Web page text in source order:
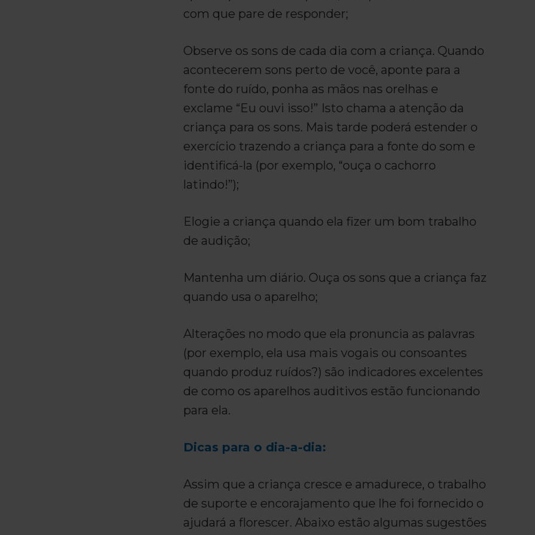
com que pare de responder;
Observe os sons de cada dia com a criança. Quando
acontecerem sons perto de você, aponte para a
fonte do ruído, ponha as mãos nas orelhas e
exclame “Eu ouvi isso!” Isto chama a atenção da
criança para os sons. Mais tarde poderá estender o
exercício trazendo a criança para a fonte do som e
identificá-la (por exemplo, “ouça o cachorro
latindo!”);
Elogie a criança quando ela fizer um bom trabalho
de audição;
Mantenha um diário. Ouça os sons que a criança faz
quando usa o aparelho;
Alterações no modo que ela pronuncia as palavras
(por exemplo, ela usa mais vogais ou consoantes
quando produz ruídos?) são indicadores excelentes
de como os aparelhos auditivos estão funcionando
para ela.
Dicas para o dia-a-dia:
Assim que a criança cresce e amadurece, o trabalho
de suporte e encorajamento que lhe foi fornecido o
ajudará a florescer. Abaixo estão algumas sugestões